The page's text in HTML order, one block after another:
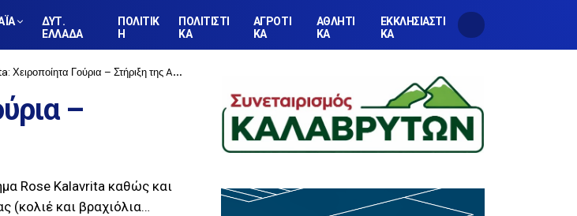
ΔΥΤ.
ΕΛΛΑΔΑ
ΠΟΛΙΤΙΚ
Η
ΠΟΛΙΤΙΣΤΙ
ΚΑ
ΑΓΡΟΤΙ
ΚΑ
ΑΘΛΗΤΙ
ΚΑ
ΕΚΚΛΗΣΙΑΣΤΙ
ΚΑ
Γούρια – Στήριξη της ActionAid
–
Rose Kalavrita καθώς και
(κολιέ και βραχιόλια…